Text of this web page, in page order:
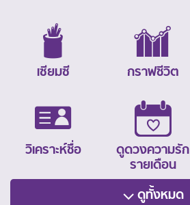
เซียมซี กราฟชีวิต
วิเคราะห์ชื่อ
ดูดวงความรัก
รายเดือน
ดูทั้งหมด